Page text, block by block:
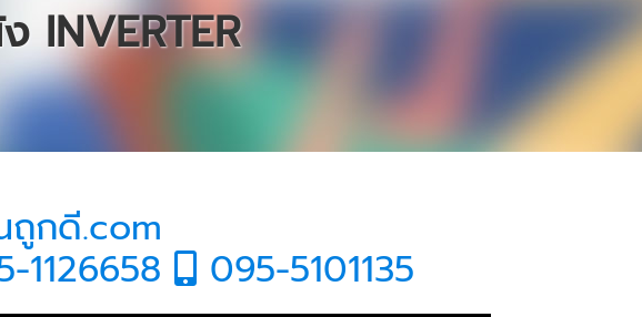
INVERTER
ถูกดี.com
1126658 095-5101135